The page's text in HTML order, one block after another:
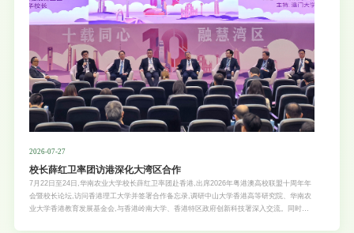
2026-07-27
校长薛红卫率团访港深化大湾区合作
7月22日至24日,华南农业大学校长薛红卫率团赴香港,出席2026年粤港澳高校联盟十周年年
会暨校长论坛,访问香港理工大学并签署合作备忘录,调研中山大学香港高等研究院、华南农
业大学香港教育发展基金会,与香港岭南大学、香港特区政府创新科技署深入交流。同时，